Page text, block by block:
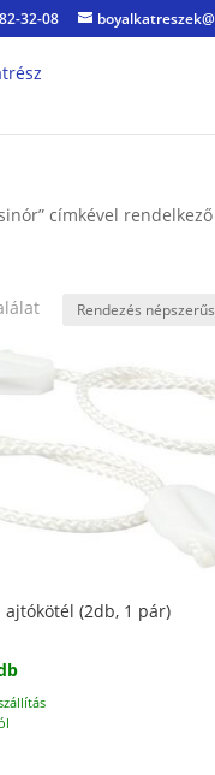
32-08
címkével
ajtókötél (2db, 1 pár)